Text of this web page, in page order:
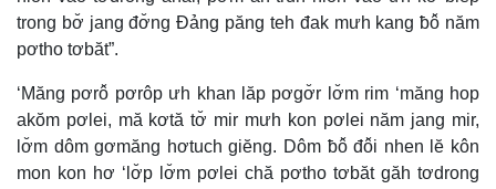
trong bơ̆ jang đơ̆ng Đảng păng teh đak mưh kang ƀô̆ năm
pơtho tơbăt”.
‘Măng pơrô̆ pơrôp ưh khan lăp pơgơ̆r lơ̆m rim ‘măng hop
akŏm pơlei, mă kơtă tơ̆ mir mưh kon pơlei năm jang mir,
lơ̆m dôm gơmăng hơtuch giĕng. Dôm ƀô̆ đô̆i nhen lĕ kôn
mon kon hơ ‘lơ̆p lơ̆m pơlei chă pơtho tơbăt găh tơdrong